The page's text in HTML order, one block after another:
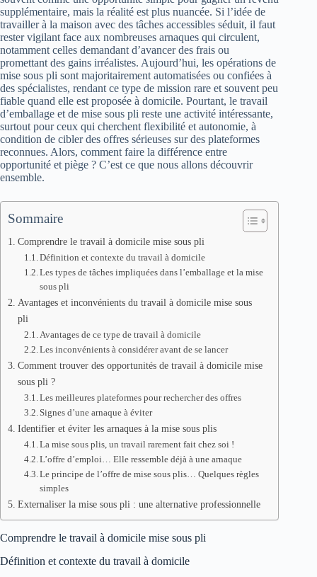
supplémentaire, mais la réalité est plus nuancée. Si l’idée de
travailler à la maison avec des tâches accessibles séduit, il faut
rester vigilant face aux nombreuses arnaques qui circulent,
notamment celles demandant d’avancer des frais ou
promettant des gains irréalistes. Aujourd’hui, les opérations de
mise sous pli sont majoritairement automatisées ou confiées à
des spécialistes, rendant ce type de mission rare et souvent peu
fiable quand elle est proposée à domicile. Pourtant, le travail
d’emballage et de mise sous pli reste une activité intéressante,
surtout pour ceux qui cherchent flexibilité et autonomie, à
condition de cibler des offres sérieuses sur des plateformes
reconnues. Alors, comment faire la différence entre
opportunité et piège ? C’est ce que nous allons découvrir
ensemble.
Sommaire
Comprendre le travail à domicile mise sous pli
Définition et contexte du travail à domicile
Les types de tâches impliquées dans l’emballage et la mise
sous pli
Avantages et inconvénients du travail à domicile mise sous
pli
Avantages de ce type de travail à domicile
Les inconvénients à considérer avant de se lancer
Comment trouver des opportunités de travail à domicile mise
sous pli ?
Les meilleures plateformes pour rechercher des offres
Signes d’une arnaque à éviter
Identifier et éviter les arnaques à la mise sous plis
La mise sous plis, un travail rarement fait chez soi !
L’offre d’emploi… Elle ressemble déjà à une arnaque
Le principe de l’offre de mise sous plis… Quelques règles
simples
Externaliser la mise sous pli : une alternative professionnelle
Comprendre le travail à domicile mise sous pli
Définition et contexte du travail à domicile